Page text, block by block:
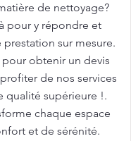
de nettoyage?
pour y répondre et
sur mesure.
obtenir un devis
de nos services
qualité supérieure !.
chaque espace
et de sérénité.